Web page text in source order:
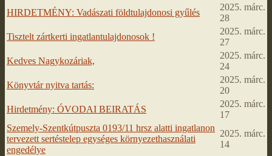
HIRDETMÉNY: Vadászati földtulajdonosi gyűlés
2025. márc.
28
Tisztelt zártkerti ingatlantulajdonosok !
2025. márc.
27
Kedves Nagykozáriak,
2025. márc.
24
Könyvtár nyitva tartás:
2025. márc.
20
Hirdetmény: ÓVODAI BEIRATÁS
2025. márc.
17
Szemely-Szentkútpuszta 0193/11 hrsz alatti ingatlanon
tervezett sertéstelep egységes környezethasználati
engedélye
2025. márc.
14